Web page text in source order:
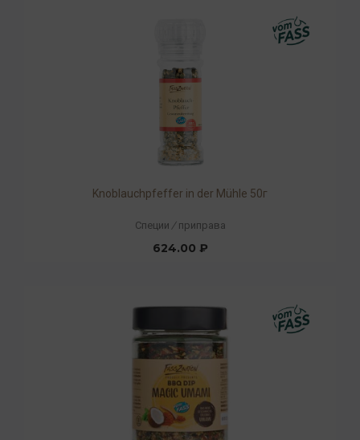
Knoblauchpfeffer in der Mühle 50г
Специи / приправа
624.00 ₽